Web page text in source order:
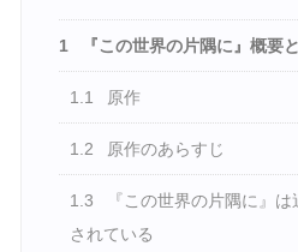
1 『この世界の片隅に』概要
1.1 原作
1.2 原作のあらすじ
1.3
『この世界の片隅に』
されている